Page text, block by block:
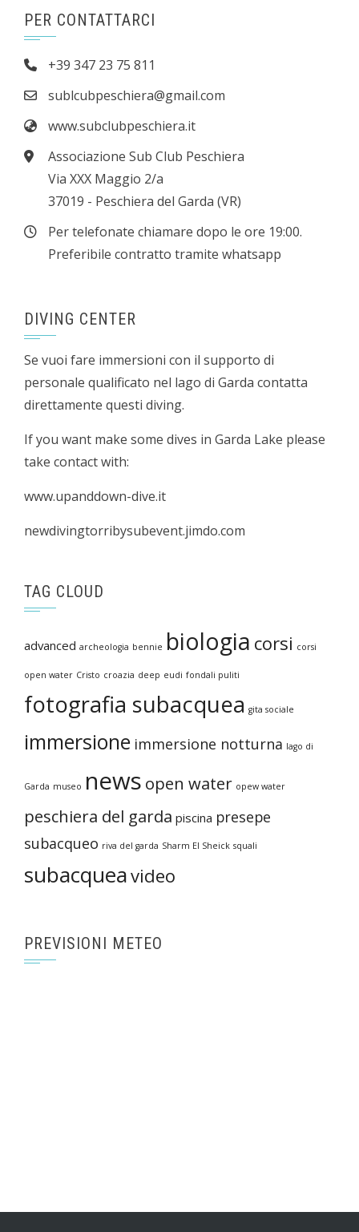
PER CONTATTARCI
+39 347 23 75 811
sublcubpeschiera@gmail.com
www.subclubpeschiera.it
Associazione Sub Club Peschiera
Via XXX Maggio 2/a
37019 - Peschiera del Garda (VR)
Per telefonate chiamare dopo le ore 19:00.
Preferibile contratto tramite whatsapp
DIVING CENTER
Se vuoi fare immersioni con il supporto di
personale qualificato nel lago di Garda contatta
direttamente questi diving.
If you want make some dives in Garda Lake please
take contact with:
www.upanddown-dive.it
newdivingtorribysubevent.jimdo.com
TAG CLOUD
advanced archeologia bennie biologia corsi corsi
open water Cristo croazia deep eudi fondali puliti
fotografia subacquea gita sociale
immersione immersione notturna lago di
Garda museo news open water opew water
peschiera del garda piscina presepe
subacqueo riva del garda Sharm El Sheick squali
subacqueavideo
PREVISIONI METEO